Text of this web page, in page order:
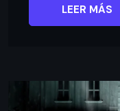
LEER MÁS